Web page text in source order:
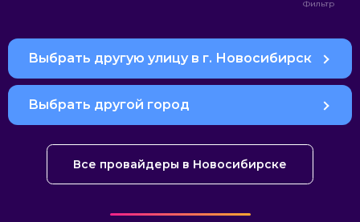
Выбрать другую улицу в г. Новосибирск
Выбрать другой город
Все провайдеры в Новосибирске